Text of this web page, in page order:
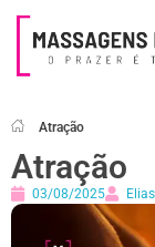
Atração
Atração
03/08/2025